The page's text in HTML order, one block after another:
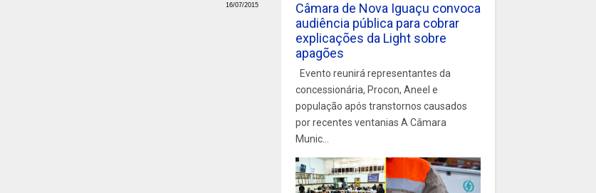
16/07/2015
Câmara de Nova Iguaçu convoca
audiência pública para cobrar
explicações da Light sobre
apagões
Evento reunirá representantes da
concessionária, Procon, Aneel e
população após transtornos causados
por recentes ventanias A Câmara
Munic...